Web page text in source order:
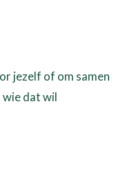
jezelf of om samen
wie dat wil